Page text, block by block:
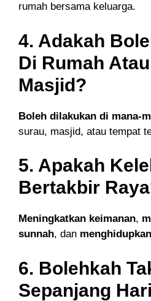
rumah bersama keluarga.
4. Adakah
Di Rumah
Masjid?
Boleh dilakukan di mana-
surau, masjid, atau tempat
5. Apakah
Bertakbir
Meningkatkan keimanan,
sunnah, dan
6. Bolehkah
Sepanjang